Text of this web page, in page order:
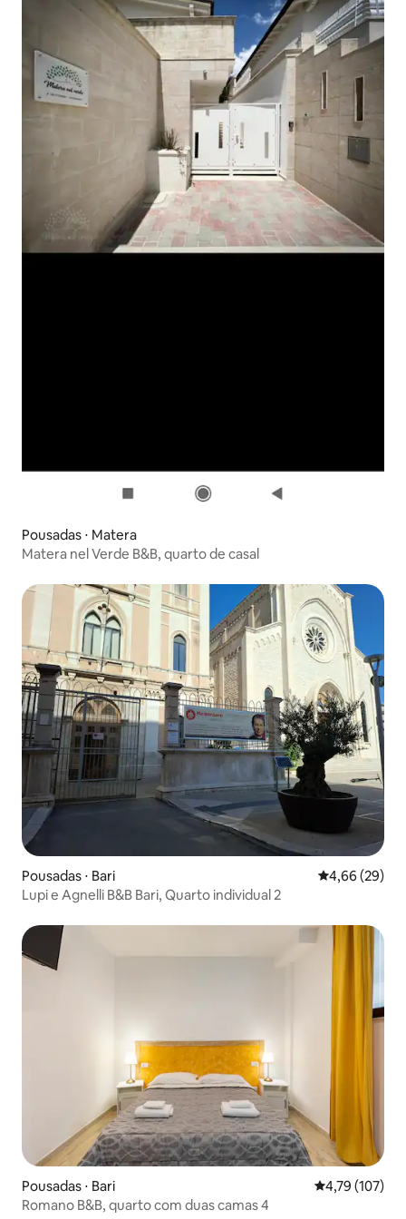
Pousadas ⋅ Matera
Matera nel Verde B&B, quarto de casal
Pousadas ⋅ Bari 4,66 de uma
4,66 (29)
Lupi e Agnelli B&B Bari, Quarto individual 2
Pousadas ⋅ Bari 4,79 de uma
4,79 (107)
Romano B&B, quarto com duas camas 4